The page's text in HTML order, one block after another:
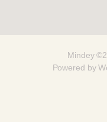
Mindey
Powered by